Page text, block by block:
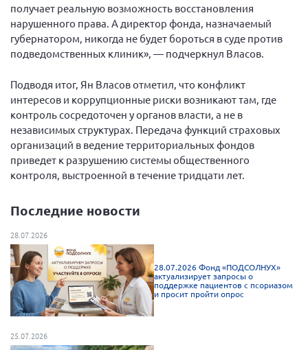
Исследования, аналитика, мнения
Всероссийская онлайн конференция
"Рассеянный склероз. XX лет работы
ОООИБРС" (25-29.08.2020)
Всероссийская конференция-тренинг
"Рассеянный склероз: новые реалии" (26-
29.05.2022)
Общероссийская РС
Брянская область
Владимирская область
Волгоградская область
Воронежская область
Ивановская область
получает реальную возможность восстановления
нарушенного права. А директор фонда, назначаемый
губернатором, никогда не будет бороться в суде против
подведомственных клиник», — подчеркнул Власов.
Подводя итог, Ян Власов отметил, что конфликт
интересов и коррупционные риски возникают там, где
контроль сосредоточен у органов власти, а не в
независимых структурах. Передача функций страховых
организаций в ведение территориальных фондов
приведет к разрушению системы общественного
контроля, выстроенной в течение тридцати лет.
Последние новости
28.07.2026
28.07.2026 Фонд «ПОДСОЛНУХ»
актуализирует запросы о
поддержке пациентов с псориазом
и просит пройти опрос
25.07.2026